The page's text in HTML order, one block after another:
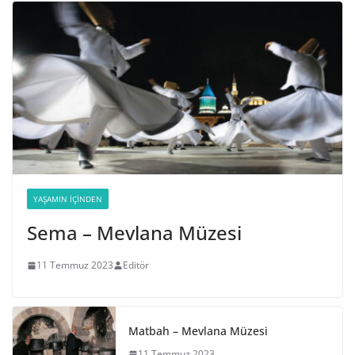
YAŞAMIN İÇINDEN
Sema – Mevlana Müzesi
11 Temmuz 2023 Editör
Matbah – Mevlana Müzesi